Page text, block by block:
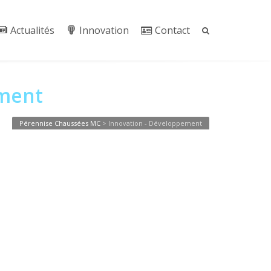
Actualités Innovation Contact
Pérennise Chaussées MC > Innovation - Développement